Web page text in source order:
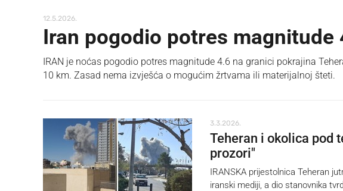
12.5.2026.
Iran pogodio potres magnitude
IRAN je noćas pogodio potres magnitude 4.6 na granici pokrajina
10 km. Zasad nema izvješća o mogućim žrtvama ili materijalnoj šteti.
3.3.2026.
Teheran i okolica pod
prozori"
IRANSKA prijestolnica Teheran
iranski mediji, a dio stanovnika